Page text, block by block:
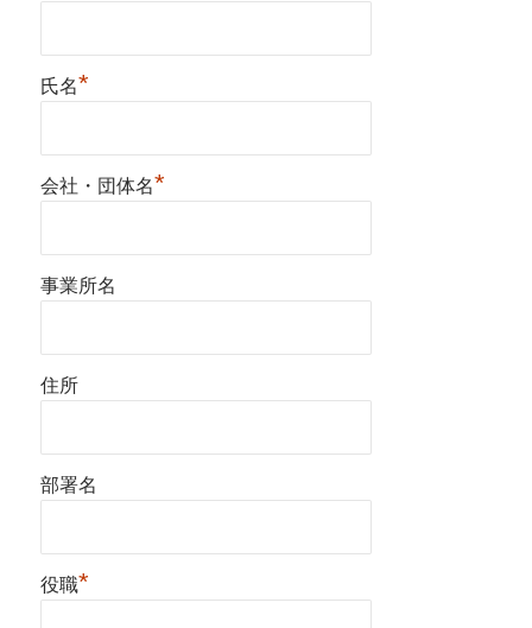
氏名*
会社・団体名*
事業所名
住所
部署名
役職*